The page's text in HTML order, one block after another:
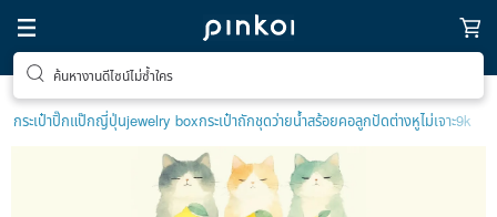
ค้นหางานดีไซน์ไม่ซ้ำใคร
กระเป๋าปิ๊กแป๊กญี่ปุ่นjewelry boxกระเป๋าถักชุดว่ายน้ำสร้อยคอลูกปัดต่างหูไม่เจาะ9k